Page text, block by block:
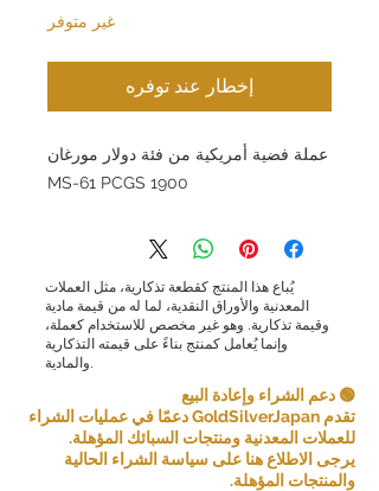
غير متوفر
إخطار عند توفره
عملة فضية أمريكية من فئة دولار مورغان
1900 MS-61 PCGS
يُباع هذا المنتج كقطعة تذكارية، مثل العملات
المعدنية والأوراق النقدية، لما له من قيمة مادية
وقيمة تذكارية. وهو غير مخصص للاستخدام كعملة،
وإنما يُعامل كمنتج بناءً على قيمته التذكارية
🟢 دعم الشراء وإعادة البيع
تقدم GoldSilverJapan دعمًا في عمليات الشراء
للعملات المعدنية ومنتجات السبائك المؤهلة.
يرجى الاطلاع هنا على سياسة الشراء الحالية
والمنتجات المؤهلة.